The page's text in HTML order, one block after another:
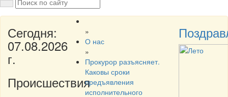
Сегодня:
07.08.2026
г.
Происшествия
»
О нас
»
Прокурор разъясняет.
Каковы сроки
предъявления
исполнительного